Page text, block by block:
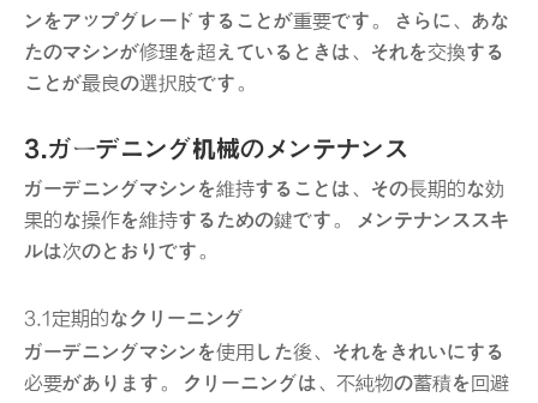
ンをアップグレードすることが重要です。 さらに、あな
たのマシンが修理を超えているときは、それを交換する
ことが最良の選択肢です。
3.ガーデニング机械のメンテナンス
ガーデニングマシンを維持することは、その長期的な効
果的な操作を維持するための鍵です。 メンテナンススキ
ルは次のとおりです。
3.1定期的なクリーニング
ガーデニングマシンを使用した後、それをきれいにする
必要があります。 クリーニングは、不純物の蓄積を回避